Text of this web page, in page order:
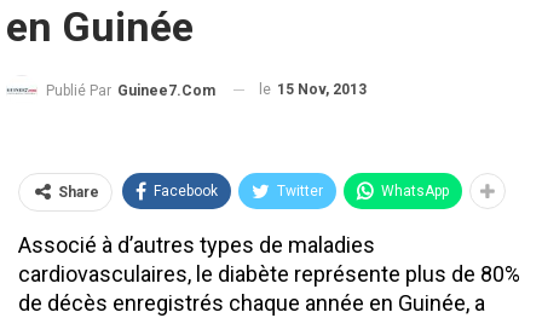
en Guinée
Publié Par Guinee7.com le 15 Nov, 2013
Share Facebook Twitter WhatsApp
Associé à d’autres types de maladies
cardiovasculaires, le diabète représente plus de 80%
de décès enregistrés chaque année en Guinée, a